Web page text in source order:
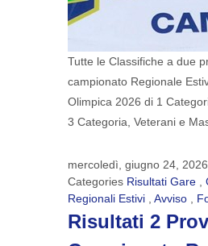
Tutte le Classifiche a due
campionato Regionale
Olimpica 2026 di 1
3 Categoria, Veterani e
mercoledì, giugno 24, 2026
Categories Risultati Gare
Regionali Estivi
Avviso
Risultati 2